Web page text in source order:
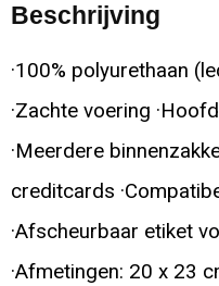
Beschrijving
·100% polyurethaan
·Zachte voering
·Meerdere
creditcards
·Afscheurbaar etiket
·Afmetingen: 20 x 23